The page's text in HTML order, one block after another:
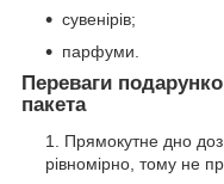
сувенірів;
парфуми.
Переваги
пакета
Прямокутне дно
рівномірно, тому не